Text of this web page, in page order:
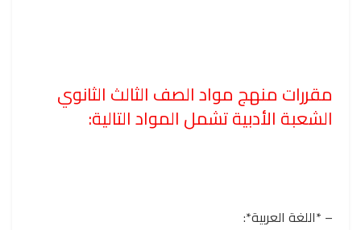
مقررات منهج مواد الصف الثالث الثانوي
الشعبة الأدبية تشمل المواد التالية:
– *اللغة العربية*: